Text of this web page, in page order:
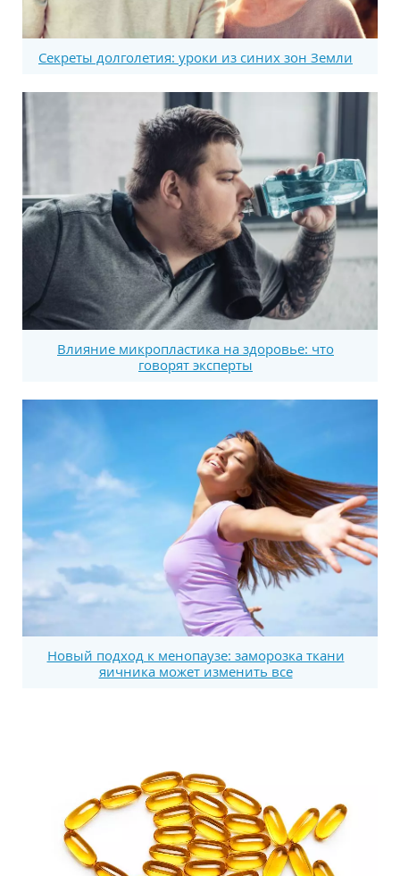
Секреты долголетия: уроки из синих зон Земли
Влияние микропластика на здоровье: что
говорят эксперты
Новый подход к менопаузе: заморозка ткани
яичника может изменить все